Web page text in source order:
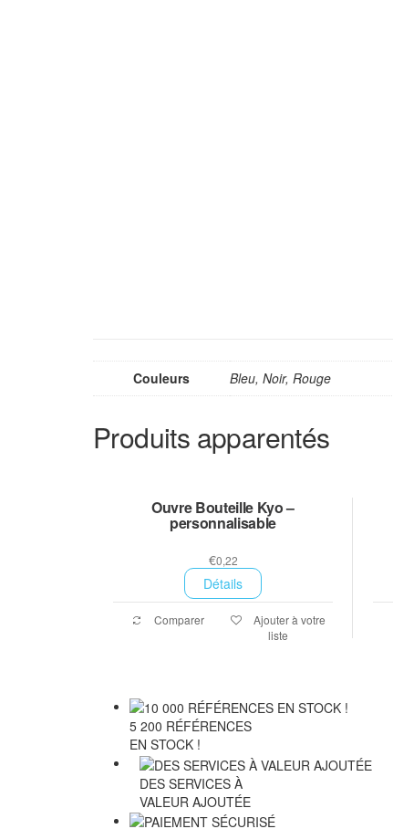
Couleurs Bleu, Noir, Rouge
Produits apparentés
Ouvre Bouteille Kyo –
personnalisable
€0,22
Détails
Comparer
Ajouter à votre
liste
5 200 RÉFÉRENCES
EN STOCK !
DES SERVICES À
VALEUR AJOUTÉE